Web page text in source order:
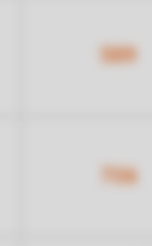
589
706